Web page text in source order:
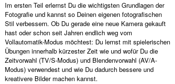
Im ersten Teil erlernst Du die wichtigsten Grundlagen der
Fotografie und kannst so Deinen eigenen fotografischen
Stil verbessern. Ob Du gerade eine neue Kamera gekauft
hast oder schon seit Jahren endlich weg vom
Vollautomatik-Modus möchtest: Du lernst mit spielerischen
Übungen innerhalb kürzester Zeit wie und wofür Du die
Zeitvorwahl (TV/S-Modus) und Blendenvorwahl (AV/A-
Modus) verwendest und wie Du dadurch bessere und
kreativere Bilder machen kannst.